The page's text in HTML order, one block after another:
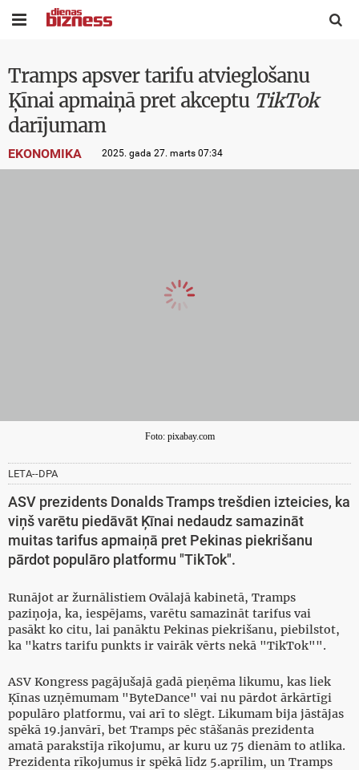
 
Tramps apsver tarifu atvieglošanu
Ķīnai apmaiņā pret akceptu TikTok
darījumam
EKONOMIKA 2025. gada 27. marts 07:34
Foto: pixabay.com
LETA--DPA
ASV prezidents Donalds Tramps trešdien izteicies, ka
viņš varētu piedāvāt Ķīnai nedaudz samazināt
muitas tarifus apmaiņā pret Pekinas piekrišanu
pārdot populāro platformu "TikTok".
Runājot ar žurnālistiem Ovālajā kabinetā, Tramps
paziņoja, ka, iespējams, varētu samazināt tarifus vai
pasākt ko citu, lai panāktu Pekinas piekrišanu, piebilstot,
ka "katrs tarifu punkts ir vairāk vērts nekā "TikTok"".
ASV Kongress pagājušajā gadā pieņēma likumu, kas liek
Ķīnas uzņēmumam "ByteDance" vai nu pārdot ārkārtīgi
populāro platformu, vai arī to slēgt. Likumam bija jāstājas
spēkā 19.janvārī, bet Tramps pēc stāšanās prezidenta
amatā parakstīja rīkojumu, ar kuru uz 75 dienām to atlika.
Prezidenta rīkojumus ir spēkā līdz 5.aprīlim, un Tramps